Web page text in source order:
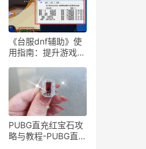
《台服dnf辅助》使
用指南：提升游戏体
《台服dnf辅助》的
功能与优势，为游戏
玩家提供最佳辅助体
验
PUBG直充红宝石攻
略与教程-PUBG直充